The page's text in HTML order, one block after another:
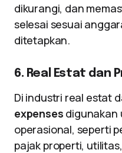
dikurangi, dan
selesai sesuai
ditetapkan.
6. Real Estat dan
Di industri real estat
expenses digunakan
operasional, seperti
pajak properti,